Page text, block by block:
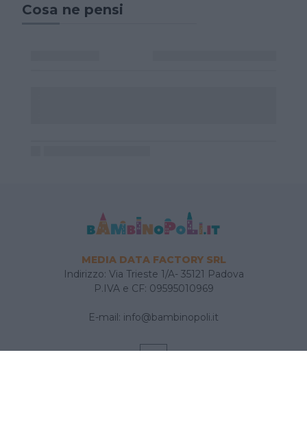
Cosa ne pensi
MEDIA DATA FACTORY SRL
Indirizzo: Via Trieste 1/A- 35121 Padova
P.IVA e CF: 09595010969
E-mail: info@bambinopoli.it